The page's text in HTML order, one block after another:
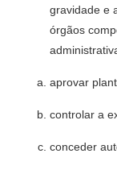
gravidade e
órgãos
aprovar
controlar a
conceder